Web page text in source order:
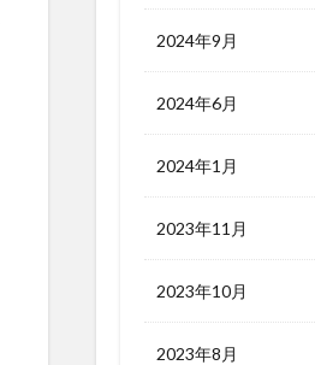
2024年9月
2024年6月
2024年1月
2023年11月
2023年10月
2023年8月